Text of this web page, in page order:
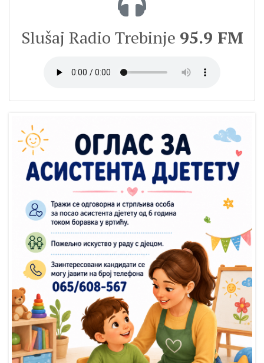
Slušaj Radio Trebinje 95.9 FM